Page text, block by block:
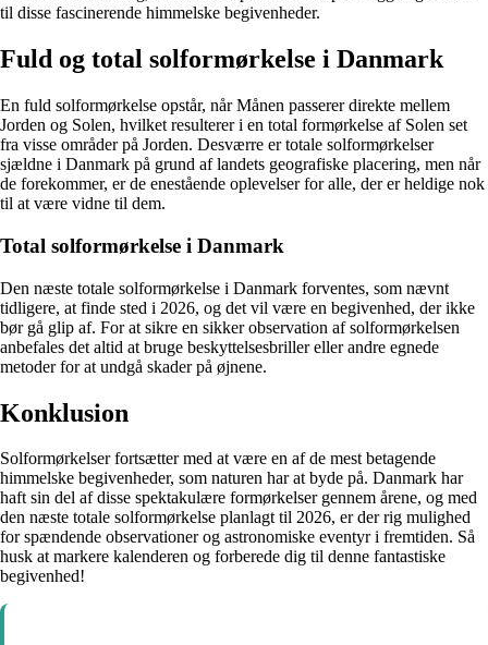
til disse fascinerende himmelske begivenheder.
Fuld og total solformørkelse i Danmark
En fuld solformørkelse opstår, når Månen passerer direkte mellem
Jorden og Solen, hvilket resulterer i en total formørkelse af Solen set
fra visse områder på Jorden. Desværre er totale solformørkelser
sjældne i Danmark på grund af landets geografiske placering, men når
de forekommer, er de enestående oplevelser for alle, der er heldige nok
til at være vidne til dem.
Total solformørkelse i Danmark
Den næste totale solformørkelse i Danmark forventes, som nævnt
tidligere, at finde sted i 2026, og det vil være en begivenhed, der ikke
bør gå glip af. For at sikre en sikker observation af solformørkelsen
anbefales det altid at bruge beskyttelsesbriller eller andre egnede
metoder for at undgå skader på øjnene.
Konklusion
Solformørkelser fortsætter med at være en af de mest betagende
himmelske begivenheder, som naturen har at byde på. Danmark har
haft sin del af disse spektakulære formørkelser gennem årene, og med
den næste totale solformørkelse planlagt til 2026, er der rig mulighed
for spændende observationer og astronomiske eventyr i fremtiden. Så
husk at markere kalenderen og forberede dig til denne fantastiske
begivenhed!